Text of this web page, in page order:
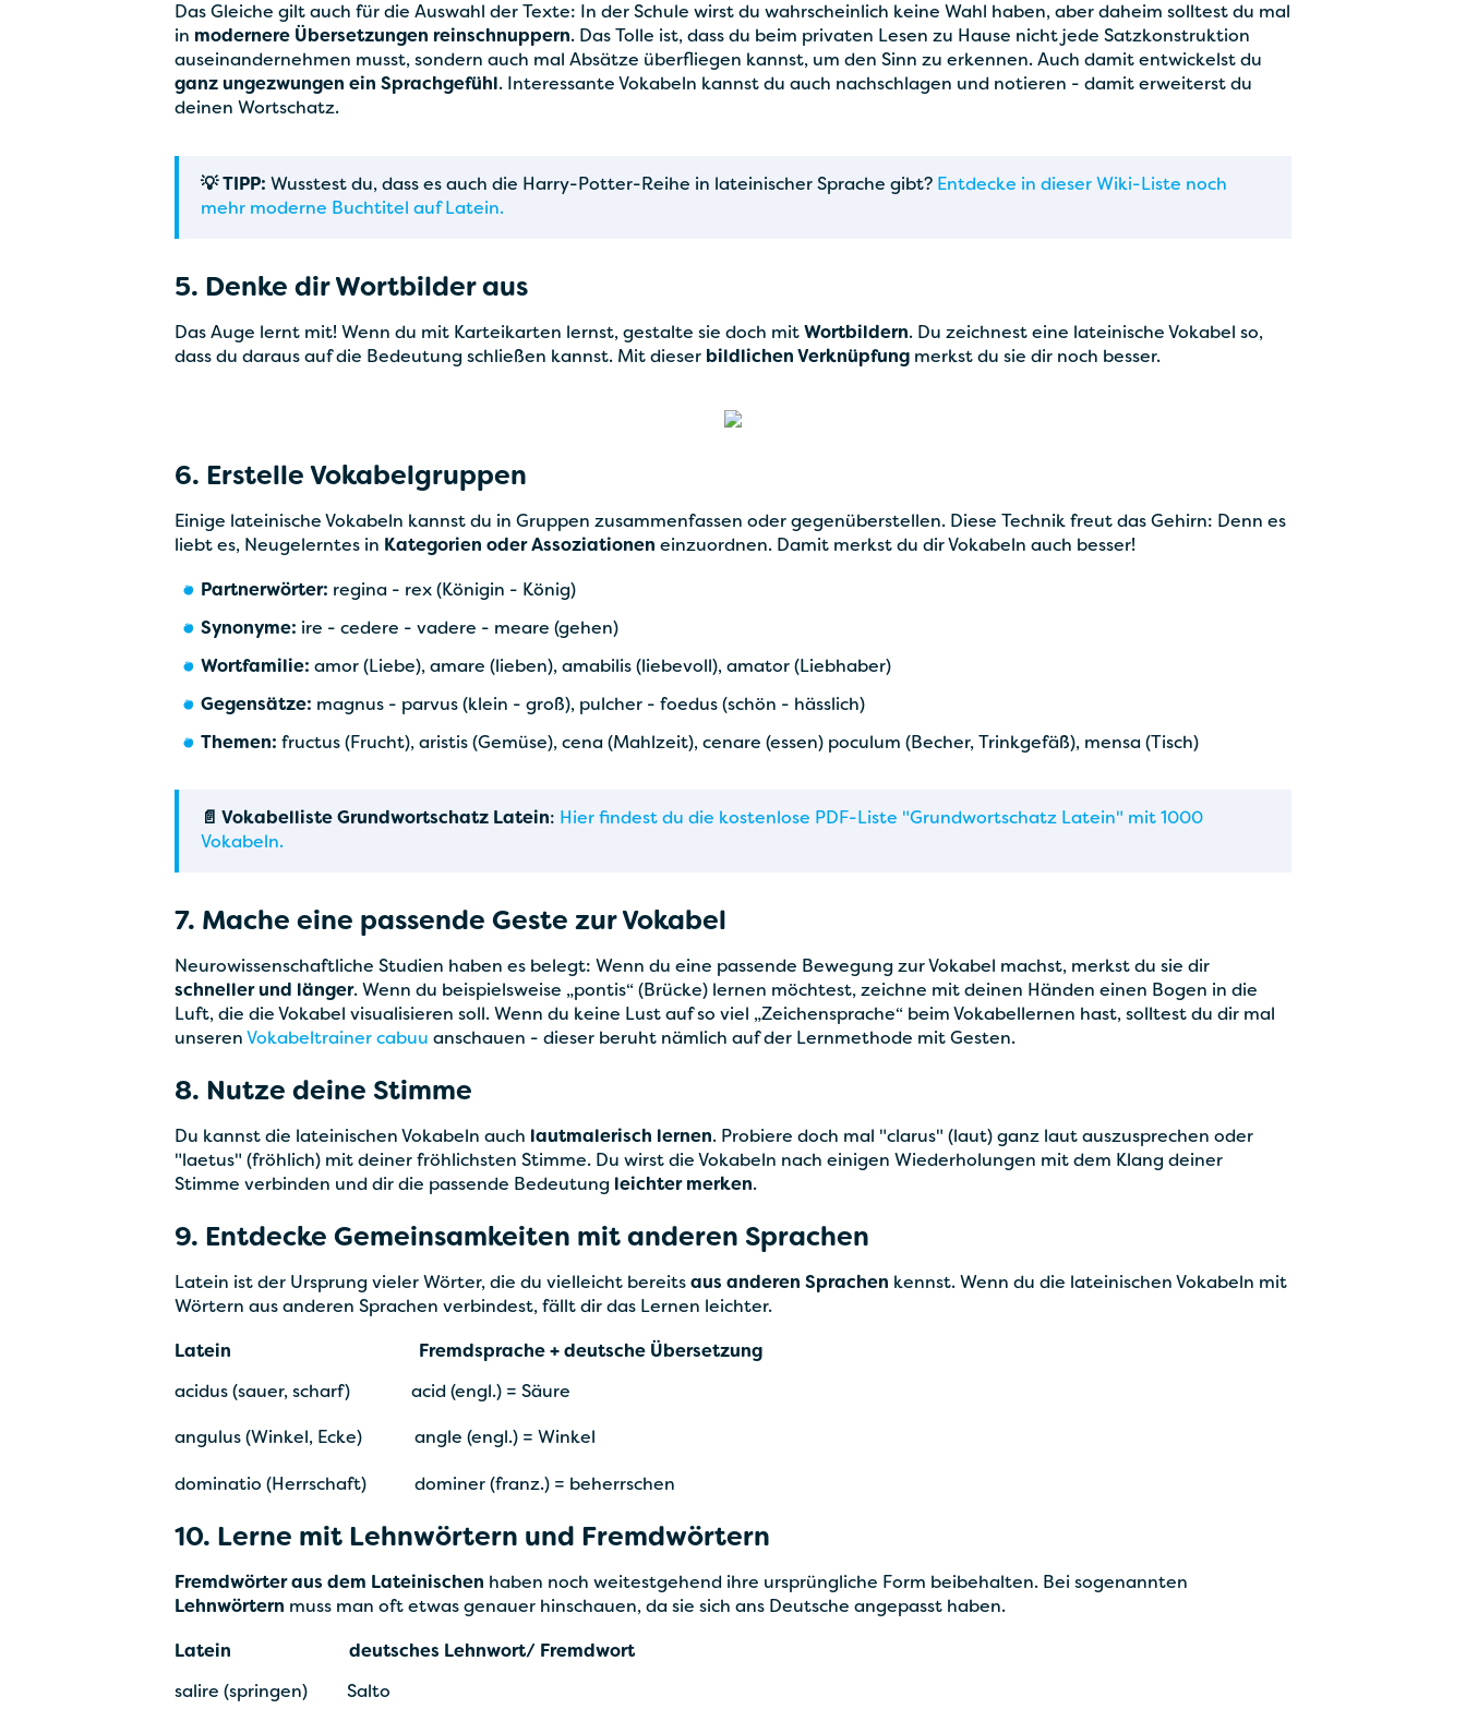
Das Gleiche gilt auch für die Auswahl der Texte: In der Schule wirst du wahrscheinlich keine Wahl haben, aber daheim solltest du mal
in modernere Übersetzungen reinschnuppern. Das Tolle ist, dass du beim privaten Lesen zu Hause nicht jede Satzkonstruktion
auseinandernehmen musst, sondern auch mal Absätze überfliegen kannst, um den Sinn zu erkennen. Auch damit entwickelst du
ganz ungezwungen ein Sprachgefühl. Interessante Vokabeln kannst du auch nachschlagen und notieren - damit erweiterst du
deinen Wortschatz.
💡 TIPP: Wusstest du, dass es auch die Harry-Potter-Reihe in lateinischer Sprache gibt? Entdecke in dieser Wiki-Liste noch
mehr moderne Buchtitel auf Latein.
5. Denke dir Wortbilder aus
Das Auge lernt mit! Wenn du mit Karteikarten lernst, gestalte sie doch mit Wortbildern. Du zeichnest eine lateinische Vokabel so,
dass du daraus auf die Bedeutung schließen kannst. Mit dieser bildlichen Verknüpfung merkst du sie dir noch besser.
6. Erstelle Vokabelgruppen
Einige lateinische Vokabeln kannst du in Gruppen zusammenfassen oder gegenüberstellen. Diese Technik freut das Gehirn: Denn es
liebt es, Neugelerntes in Kategorien oder Assoziationen einzuordnen. Damit merkst du dir Vokabeln auch besser!
Partnerwörter: regina - rex (Königin - König)
Synonyme: ire - cedere - vadere - meare (gehen)
Wortfamilie: amor (Liebe), amare (lieben), amabilis (liebevoll), amator (Liebhaber)
Gegensätze: magnus - parvus (klein - groß), pulcher - foedus (schön - hässlich)
Themen: fructus (Frucht), aristis (Gemüse), cena (Mahlzeit), cenare (essen) poculum (Becher, Trinkgefäß), mensa (Tisch)
📄 Vokabelliste Grundwortschatz Latein: Hier findest du die kostenlose PDF-Liste "Grundwortschatz Latein" mit 1000
Vokabeln.
7. Mache eine passende Geste zur Vokabel
Neurowissenschaftliche Studien haben es belegt: Wenn du eine passende Bewegung zur Vokabel machst, merkst du sie dir
schneller und länger. Wenn du beispielsweise „pontis“ (Brücke) lernen möchtest, zeichne mit deinen Händen einen Bogen in die
Luft, die die Vokabel visualisieren soll. Wenn du keine Lust auf so viel „Zeichensprache“ beim Vokabellernen hast, solltest du dir mal
unseren Vokabeltrainer cabuu anschauen - dieser beruht nämlich auf der Lernmethode mit Gesten.
8. Nutze deine Stimme
Du kannst die lateinischen Vokabeln auch lautmalerisch lernen. Probiere doch mal "clarus" (laut) ganz laut auszusprechen oder
"laetus" (fröhlich) mit deiner fröhlichsten Stimme. Du wirst die Vokabeln nach einigen Wiederholungen mit dem Klang deiner
Stimme verbinden und dir die passende Bedeutung leichter merken.
9. Entdecke Gemeinsamkeiten mit anderen Sprachen
Latein ist der Ursprung vieler Wörter, die du vielleicht bereits aus anderen Sprachen kennst. Wenn du die lateinischen Vokabeln mit
Wörtern aus anderen Sprachen verbindest, fällt dir das Lernen leichter.
Latein Fremdsprache + deutsche Übersetzung
acidus (sauer, scharf) acid (engl.) = Säure
angulus (Winkel, Ecke) angle (engl.) = Winkel
dominatio (Herrschaft) dominer (franz.) = beherrschen
10. Lerne mit Lehnwörtern und Fremdwörtern
Fremdwörter aus dem Lateinischen haben noch weitestgehend ihre ursprüngliche Form beibehalten. Bei sogenannten
Lehnwörtern muss man oft etwas genauer hinschauen, da sie sich ans Deutsche angepasst haben.
Latein deutsches Lehnwort/ Fremdwort
salire (springen) Salto